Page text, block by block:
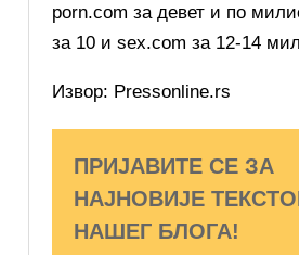
porn.com за девет и по
за 10 и sex.com за 12-14
Извор: Pressonline.rs
ПРИЈАВИТЕ СЕ ЗА
НАЈНОВИЈЕ
НАШЕГ БЛОГА!